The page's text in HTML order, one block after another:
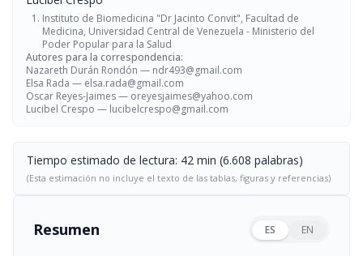
Instituto de Biomedicina "Dr Jacinto Convit", Facultad de
Medicina, Universidad Central de Venezuela - Ministerio del
Poder Popular para la Salud
Autores para la correspondencia:
Nazareth Durán Rondón — ndr493@gmail.com
Elsa Rada — elsa.rada@gmail.com
Oscar Reyes-Jaimes — oreyesjaimes@yahoo.com
Lucibel Crespo — lucibelcrespo@gmail.com
Tiempo estimado de lectura: 42 min (6.608 palabras)
(Esta estimación no incluye el texto de las tablas, figuras y referencias)
Resumen ES EN